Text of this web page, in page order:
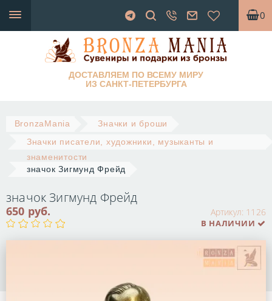
0
ДОСТАВЛЯЕМ ПО ВСЕМУ МИРУ
ИЗ САНКТ-ПЕТЕРБУРГА
BronzaMania
Значки и броши
Значки писатели, художники, музыканты и
знаменитости
значок Зигмунд Фрейд
значок Зигмунд Фрейд
Артикул: 1126
650 руб.
В НАЛИЧИИ